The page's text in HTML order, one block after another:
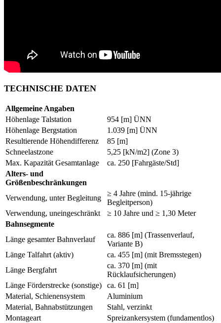
TECHNISCHE DATEN
Allgemeine Angaben
Höhenlage Talstation
954 [m] ÜNN
Höhenlage Bergstation
1.039 [m] ÜNN
Resultierende Höhendifferenz
85 [m]
Schneelastzone
5,25 [kN/m2] (Zone 3)
Max. Kapazität Gesamtanlage
ca. 250 [Fahrgäste/Std]
Alters- und
Größenbeschränkungen
Verwendung, unter Begleitung
≥ 4 Jahre (mind. 15-jährige
Begleitperson)
Verwendung, uneingeschränkt
≥ 10 Jahre und ≥ 1,30 Meter
Bahnsegmente
Länge gesamter Bahnverlauf
ca. 886 [m] (Trassenverlauf,
Variante B)
Länge Talfahrt (aktiv)
ca. 455 [m] (mit Bremsstegen)
Länge Bergfahrt
ca. 370 [m] (mit
Rücklaufsicherungen)
Länge Förderstrecke (sonstige)
ca. 61 [m]
Material, Schienensystem
Aluminium
Material, Bahnabstützungen
Stahl, verzinkt
Montageart
Spreizankersystem (fundamentlos)